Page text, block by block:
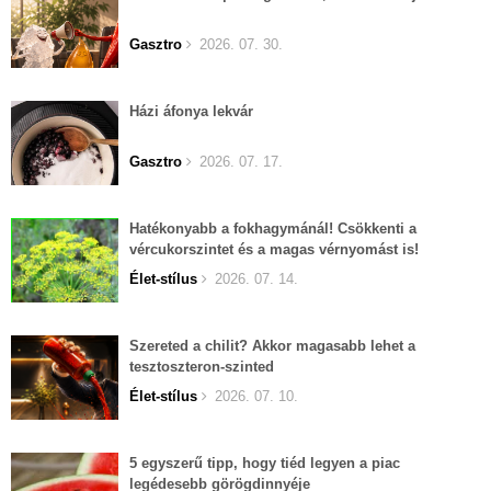
Gasztro 2026. 07. 30.
Házi áfonya lekvár
Gasztro 2026. 07. 17.
Hatékonyabb a fokhagymánál! Csökkenti a
vércukorszintet és a magas vérnyomást is!
Élet-stílus
2026. 07. 14.
Szereted a chilit? Akkor magasabb lehet a
tesztoszteron-szinted
Élet-stílus
2026. 07. 10.
5 egyszerű tipp, hogy tiéd legyen a piac
legédesebb görögdinnyéje